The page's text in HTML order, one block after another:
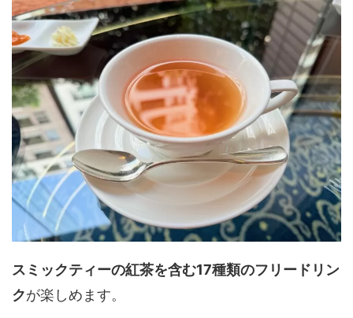
スミックティーの紅茶を含む17種類のフリードリン
クが楽しめます。